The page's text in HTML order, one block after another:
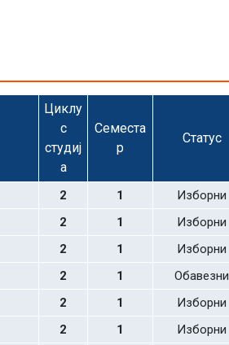
Циклу
с
студиј
а
Семеста
р
Статус
2 1 Изборни
2 1 Изборни
2 1 Изборни
2 1 Обавезни
2 1 Изборни
2 1 Изборни